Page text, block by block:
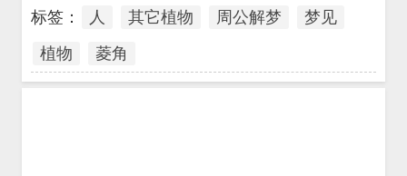
标签： 人 其它植物 周公解梦
梦见
植物
菱角